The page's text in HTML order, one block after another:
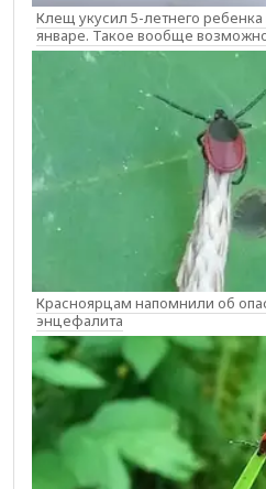
Клещ укусил 5-летнего
январе. Такое вообще
Красноярцам напомнили об
энцефалита